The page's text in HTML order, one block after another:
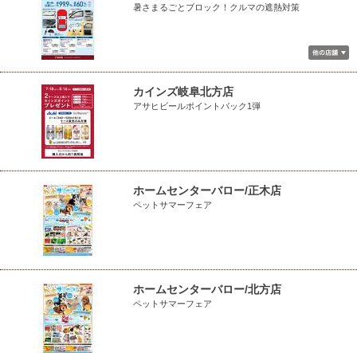
暑さまるごとブロック！クルマの遮熱対策
カインズ岐阜北方店
アサヒビールポイントバック1弾
ホームセンターバロー/正木店
ペットサマーフェア
ホームセンターバロー/北方店
ペットサマーフェア